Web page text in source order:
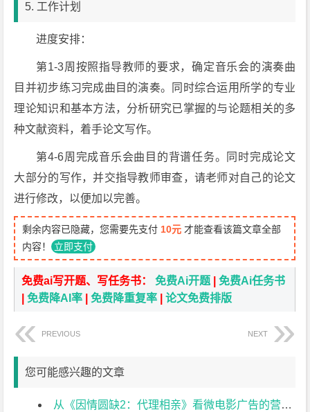
5. 工作计划
进度安排：
第1-3周按照指导教师的要求，确定音乐会的演奏曲
目并初步练习完成曲目的演奏。同时综合运用所学的专业
理论知识和基本方法，分析研究已掌握的与论题相关的多
种文献资料，着手论文写作。
第4-6周完成音乐会曲目的背谱任务。同时完成论文
大部分的写作，并交指导教师审查，请老师对自己的论文
进行修改，以便加以完善。
剩余内容已隐藏，您需要先支付 10元 才能查看该篇文章全部
内容！ 立即支付
免费ai写开题、写任务书：免费Ai开题 |免费Ai任务书
|免费降AI率 |免费降重复率 |论文免费排版
PREVIOUS NEXT
您可能感兴趣的文章
从《因情圆缺2：代理相亲》看微电影广告的营销策略新发展开题报告